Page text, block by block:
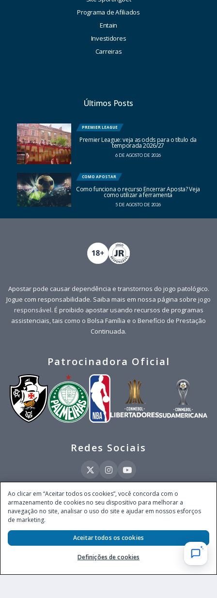
Programa de Afiliados
Entain
Investidores
Carreiras
Últimos Posts
PREMIER LEAGUE
Premier League: veja as odds para o título da
temporada 2026/27
6 DE AGOSTO DE 2026
COMO APOSTAR
Como funciona o recurso Encerrar Aposta? Veja
como utilizar a ferramenta
5 DE AGOSTO DE 2026
Apostar pode causar dependência e transtornos do jogo patológico.
Jogue com responsabilidade. Saiba mais em nossa página sobre jogo
responsável. É proibido apostar usando recursos de programas
assistenciais, tais como o Bolsa Família e o Benefício de Prestação
Continuada.
Patrocinadora Oficial
Redes Sociais
Este site é operado pela Ventmear Brasil LTDA (CNPJ 52.868.380/0001-84), com
endereço na Avenida Brigadeiro Faria Lima, nº 4.055, 3º andar, Itaim Bibi, no
Município de São Paulo, Estado de São Paulo, CEP 04538-133, Brasil - empresa
autorizada a operar apostas de quota fixa em todo território nacional pela
Secretaria de Prêmios e Apostas do Ministério da Fazenda, conforme Portaria nº
247, de 07.02.2025, publicada no DOU em 11.2.2025.
Ao clicar em “Aceitar todos os cookies”, você concorda com o
armazenamento de cookies no seu dispositivo para melhorar a
navegação no site, analisar o uso do site e ajudar em nossos esforços
de marketing.
Definições de cookies
Aceitar todos os cookies